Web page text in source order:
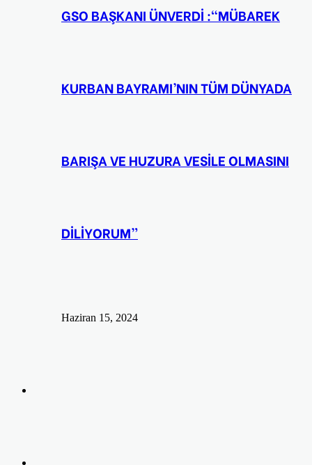
GSO BAŞKANI ÜNVERDİ :“MÜBAREK
KURBAN BAYRAMI’NIN TÜM DÜNYADA
BARIŞA VE HUZURA VESİLE OLMASINI
DİLİYORUM”
Haziran 15, 2024